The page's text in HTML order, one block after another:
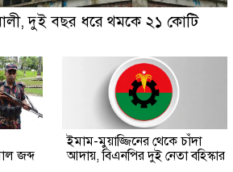
দুই বছর ধরে থমকে ২১ কোটি
জব্দ
ইমাম-মুয়াজ্জিনের থেকে চাঁদা
আদায়, বিএনপির দুই নেতা বহিস্কার